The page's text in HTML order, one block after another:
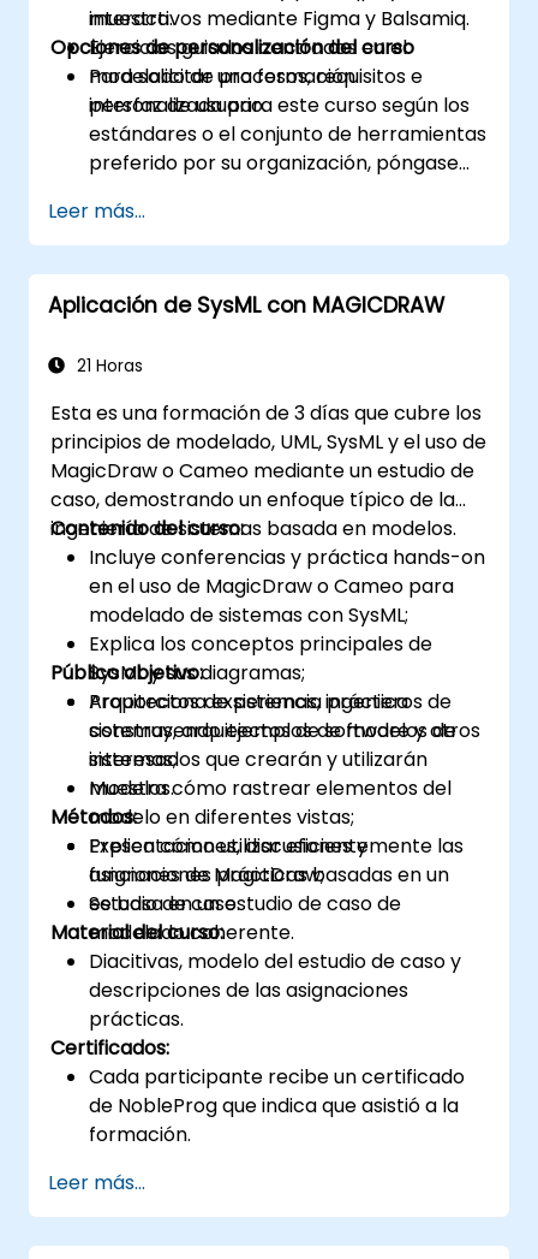
interactivos mediante Figma y Balsamiq.
muestra.
Ejercicios guiados centrados en el
modelado de procesos, requisitos e
interfaz de usuario.
Opciones de personalización del curso
Para solicitar una formación
personalizada para este curso según los
estándares o el conjunto de herramientas
preferido por su organización, póngase
organizarlo.
Leer más...
Aplicación de SysML con MAGICDRAW
21 Horas
Esta es una formación de 3 días que cubre los
principios de modelado, UML, SysML y el uso de
MagicDraw o Cameo mediante un estudio de
caso, demostrando un enfoque típico de la
ingeniería de sistemas basada en modelos.
Contenido del curso:
Incluye conferencias y práctica hands-on
en el uso de MagicDraw o Cameo para
modelado de sistemas con SysML;
Explica los conceptos principales de
SysML y sus diagramas;
Proporciona experiencia práctica
construyendo ejemplos de modelos de
sistemas;
Muestra cómo rastrear elementos del
modelo en diferentes vistas;
Explica cómo utilizar eficientemente las
funciones de MagicDraw;
Se basa en un estudio de caso de
modelado coherente.
Público objetivo:
Arquitectos de sistemas, ingenieros de
sistemas, arquitectos de software y otros
interesados que crearán y utilizarán
modelos.
Métodos:
Presentaciones, discusiones y
asignaciones prácticas basadas en un
estudio de caso.
Material del curso:
Diacitivas, modelo del estudio de caso y
descripciones de las asignaciones
prácticas.
Certificados:
Cada participante recibe un certificado
de NobleProg que indica que asistió a la
formación.
Leer más...